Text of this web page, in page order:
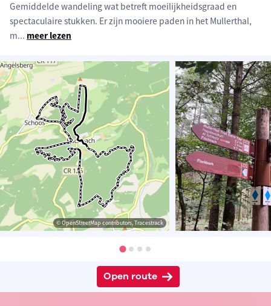
Gemiddelde wandeling wat betreft moeilijkheidsgraad en
spectaculaire stukken. Er zijn mooiere paden in het Mullerthal,
m... meer lezen
© OpenStreetMap contributors, Tracestrack
Open route